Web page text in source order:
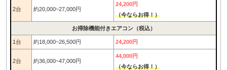
2台 約20,000~27,000円
24,200円
（今ならお得！）
お掃除機能付きエアコン（税込）
1台 約18,000~26,500円 24,200円
2台 約36,000~47,000円
44,000円
（今ならお得！）